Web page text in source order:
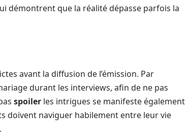
démontrent que la réalité dépasse parfois la
avant la diffusion de l’émission. Par
durant les interviews, afin de ne pas
spoiler les intrigues se manifeste également
doivent naviguer habilement entre leur vie